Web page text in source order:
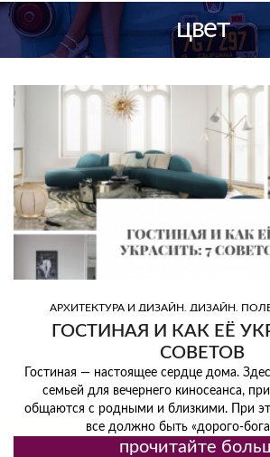
цвет
АРХИТЕКТУРА И ДИЗАЙН ДИЗАЙН
ГОСТИНАЯ И КАК ЕЁ
СОВЕТОВ
Гостиная — настоящее сердце дома.
семьей для вечернего киносеанса,
общаются с родными и близкими. При
все должно быть «дорого-
прочитайте